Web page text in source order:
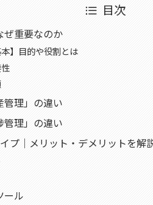
目次
ぜ重要なのか
本】目的や役割とは
管理」の違い
管理」の違い
プ｜メリット・デメリットを解
ール